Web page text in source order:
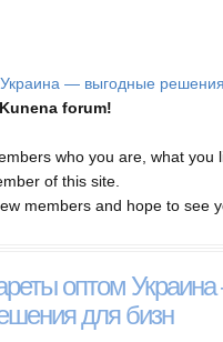
— выгодные
forum!
who you are, what you
of this site.
members and hope to see
оптом
для бизн